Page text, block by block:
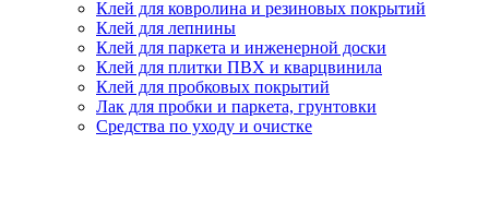
Клей для ковролина и резиновых покрытий
Клей для лепнины
Клей для паркета и инженерной доски
Клей для плитки ПВХ и кварцвинила
Клей для пробковых покрытий
Лак для пробки и паркета, грунтовки
Средства по уходу и очистке